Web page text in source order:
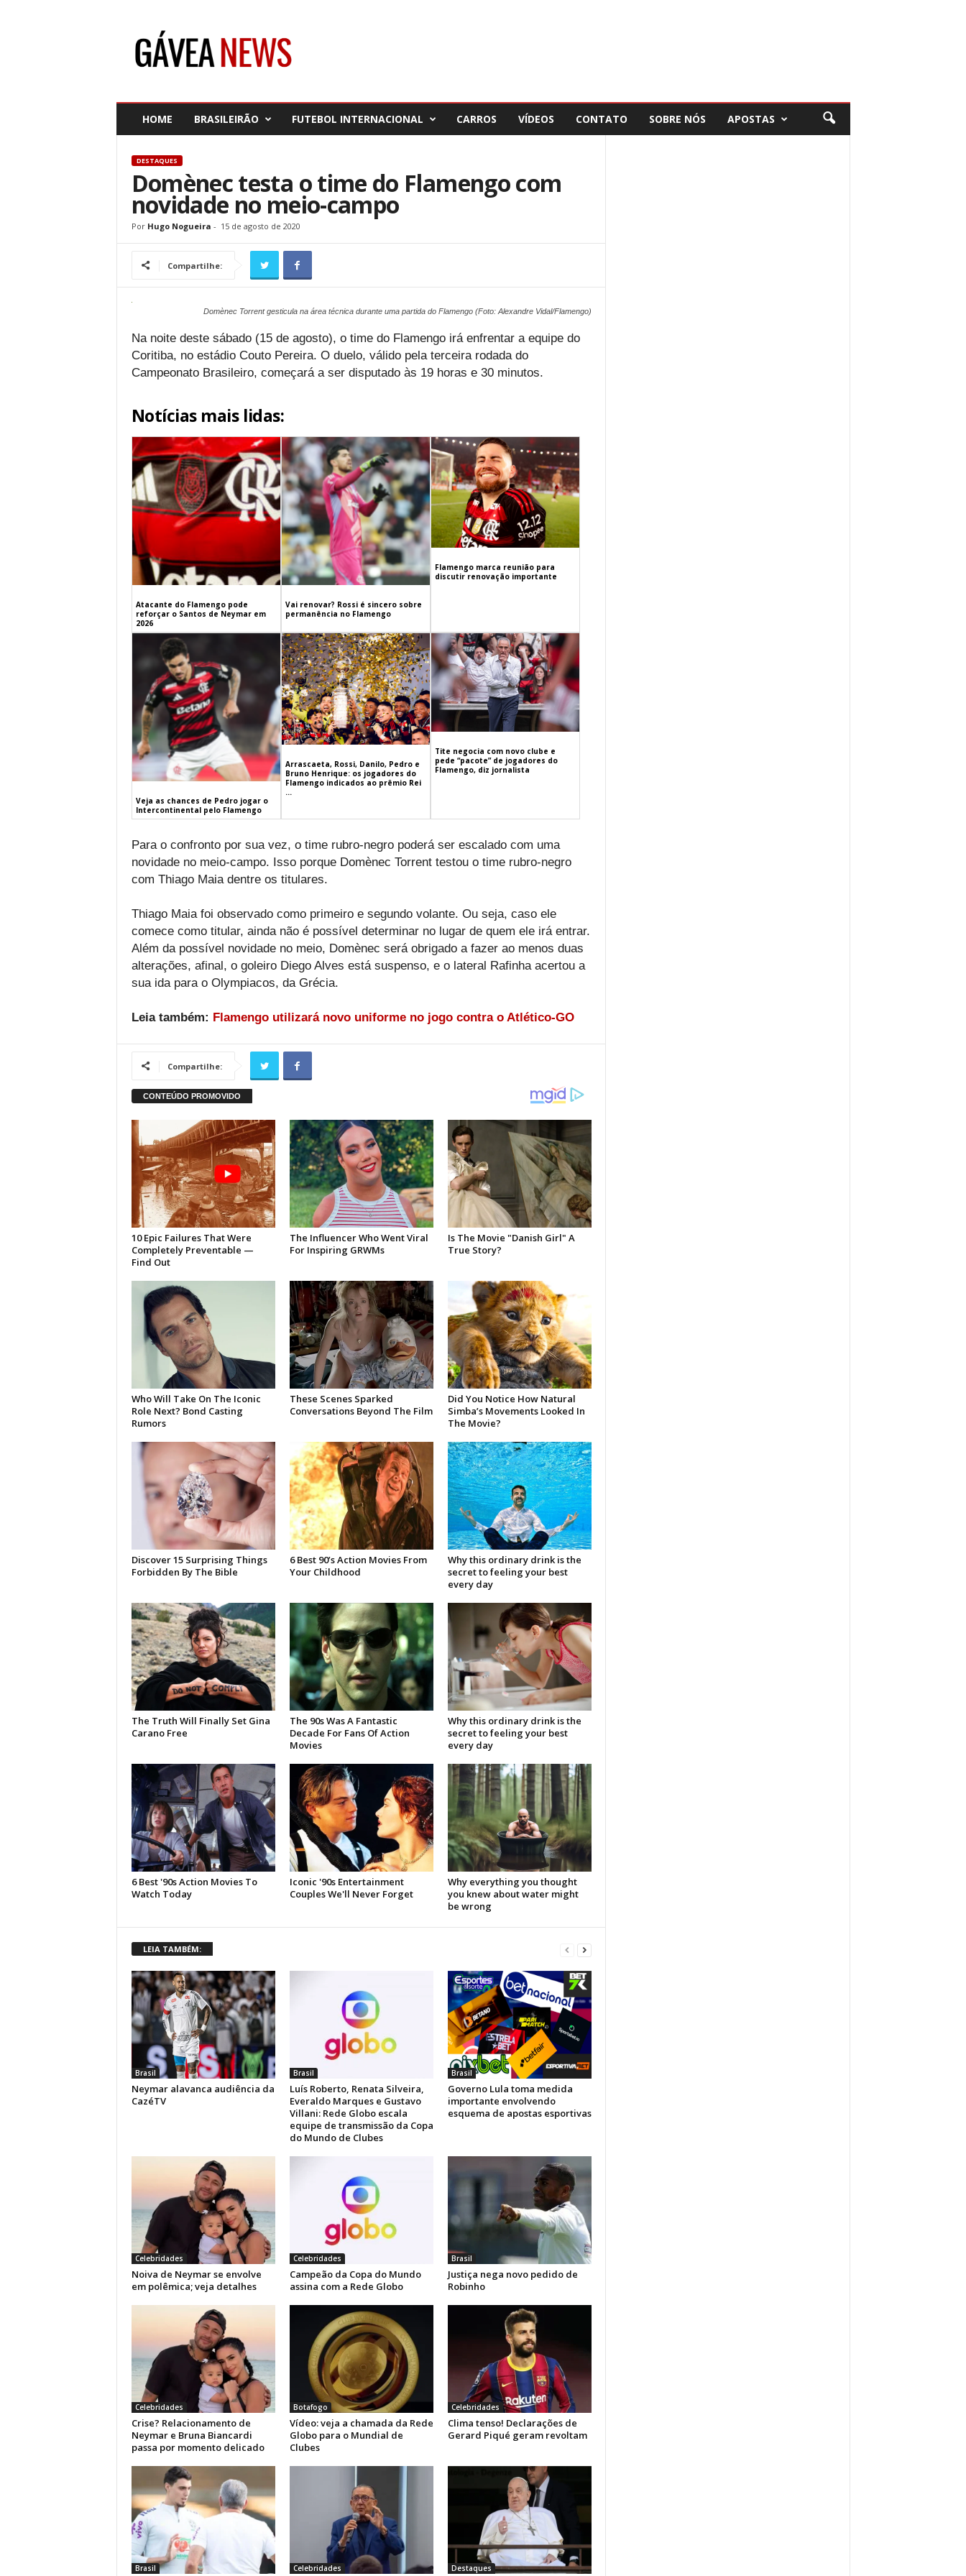
HOME BRASILEIRÃO FUTEBOL INTERNACIONAL CARROS VÍDEOS CONTATO SOBRE NÓS APOSTAS
DESTAQUES
Domènec testa o time do Flamengo com
novidade no meio-campo
Por Hugo Nogueira - 15 de agosto de 2020
Compartilhe:
Domènec Torrent gesticula na área técnica durante uma partida do Flamengo (Foto: Alexandre Vidal/Flamengo)
Na noite deste sábado (15 de agosto), o time do Flamengo irá enfrentar a equipe do
Coritiba, no estádio Couto Pereira. O duelo, válido pela terceira rodada do
Campeonato Brasileiro, começará a ser disputado às 19 horas e 30 minutos.
Notícias mais lidas:
Atacante do Flamengo pode
reforçar o Santos de Neymar em
2026
Vai renovar? Rossi é sincero sobre
permanência no Flamengo
Flamengo marca reunião para
discutir renovação importante
Veja as chances de Pedro jogar o
Intercontinental pelo Flamengo
Arrascaeta, Rossi, Danilo, Pedro e
Bruno Henrique: os jogadores do
Flamengo indicados ao prêmio Rei
...
Tite negocia com novo clube e
pede “pacote” de jogadores do
Flamengo, diz jornalista
Para o confronto por sua vez, o time rubro-negro poderá ser escalado com uma
novidade no meio-campo. Isso porque Domènec Torrent testou o time rubro-negro
com Thiago Maia dentre os titulares.
Thiago Maia foi observado como primeiro e segundo volante. Ou seja, caso ele
comece como titular, ainda não é possível determinar no lugar de quem ele irá entrar.
Além da possível novidade no meio, Domènec será obrigado a fazer ao menos duas
alterações, afinal, o goleiro Diego Alves está suspenso, e o lateral Rafinha acertou a
sua ida para o Olympiacos, da Grécia.
Leia também: Flamengo utilizará novo uniforme no jogo contra o Atlético-GO
Compartilhe:
LEIA TAMBÉM:
Brasil
Neymar alavanca audiência da
CazéTV
Brasil
Luís Roberto, Renata Silveira,
Everaldo Marques e Gustavo
Villani: Rede Globo escala
equipe de transmissão da Copa
do Mundo de Clubes
Brasil
Governo Lula toma medida
importante envolvendo
esquema de apostas esportivas
Celebridades
Noiva de Neymar se envolve
em polêmica; veja detalhes
Celebridades
Campeão da Copa do Mundo
assina com a Rede Globo
Brasil
Justiça nega novo pedido de
Robinho
Celebridades
Crise? Relacionamento de
Neymar e Bruna Biancardi
passa por momento delicado
Botafogo
Vídeo: veja a chamada da Rede
Globo para o Mundial de
Clubes
Celebridades
Clima tenso! Declarações de
Gerard Piqué geram revoltam
Brasil Celebridades Destaques